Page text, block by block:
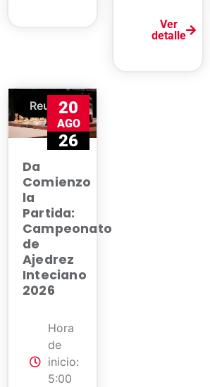
Ver
detalle
Reunión
20
AGO
26
Da
Comienzo
la
Partida:
Campeonato
de
Ajedrez
Inteciano
2026
Hora
de
inicio:
5:00